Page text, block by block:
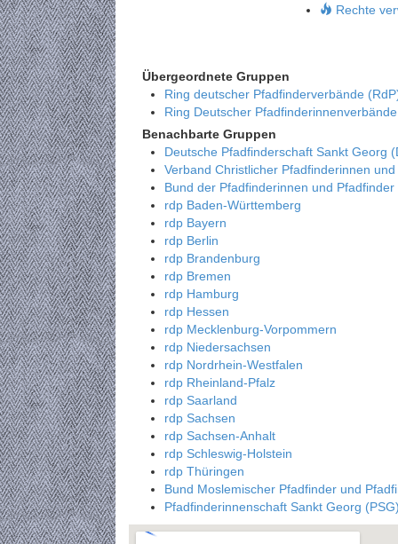
Rechte
Übergeordnete Gruppen
Ring deutscher Pfadfinderverbände
Ring Deutscher
Benachbarte Gruppen
Deutsche Pfadfinderschaft Sankt Georg
Verband Christlicher Pfadfinderinnen
Bund der Pfadfinderinnen und Pfadfinder
rdp Baden-Württemberg
rdp Bayern
rdp Berlin
rdp Brandenburg
rdp Bremen
rdp Hamburg
rdp Hessen
rdp Mecklenburg-Vorpommern
rdp Niedersachsen
rdp Nordrhein-Westfalen
rdp Rheinland-Pfalz
rdp Saarland
rdp Sachsen
rdp Sachsen-Anhalt
rdp Schleswig-Holstein
rdp Thüringen
Bund Moslemischer Pfadfinder und
Pfadfinderinnenschaft Sankt Georg